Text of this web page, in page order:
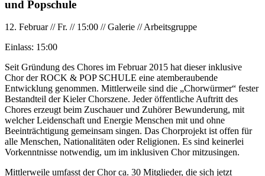
und Popschule
12. Februar//Fr. // 15:00 //Galerie //Arbeitsgruppe
Einlass: 15:00
Seit Gründung des Chores im Februar 2015 hat dieser inklusive
Chor der ROCK & POP SCHULE eine atemberaubende
Entwicklung genommen. Mittlerweile sind die „Chorwürmer“ fester
Bestandteil der Kieler Chorszene. Jeder öffentliche Auftritt des
Chores erzeugt beim Zuschauer und Zuhörer Bewunderung, mit
welcher Leidenschaft und Energie Menschen mit und ohne
Beeinträchtigung gemeinsam singen. Das Chorprojekt ist offen für
alle Menschen, Nationalitäten oder Religionen. Es sind keinerlei
Vorkenntnisse notwendig, um im inklusiven Chor mitzusingen.
Mittlerweile umfasst der Chor ca. 30 Mitglieder, die sich jetzt